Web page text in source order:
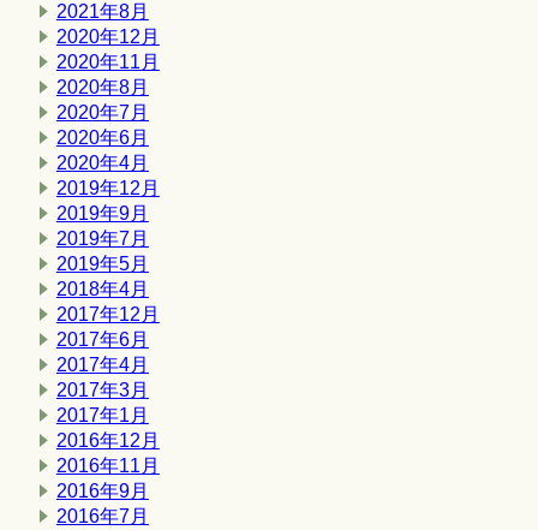
2021年8月
2020年12月
2020年11月
2020年8月
2020年7月
2020年6月
2020年4月
2019年12月
2019年9月
2019年7月
2019年5月
2018年4月
2017年12月
2017年6月
2017年4月
2017年3月
2017年1月
2016年12月
2016年11月
2016年9月
2016年7月